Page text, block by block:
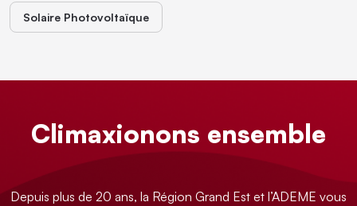
Solaire Photovoltaïque
Climaxionons ensemble
Depuis plus de 20 ans, la Région Grand Est et l’ADEME vous